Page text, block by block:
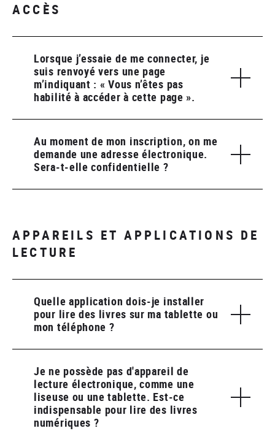
ACCÈS
Lorsque j’essaie de me connecter, je
suis renvoyé vers une page
m’indiquant : « Vous n’êtes pas
habilité à accéder à cette page ».
Au moment de mon inscription, on me
demande une adresse électronique.
Sera-t-elle confidentielle ?
APPAREILS ET APPLICATIONS DE
LECTURE
Quelle application dois-je installer
pour lire des livres sur ma tablette ou
mon téléphone ?
Je ne possède pas d'appareil de
lecture électronique, comme une
liseuse ou une tablette. Est-ce
indispensable pour lire des livres
numériques ?